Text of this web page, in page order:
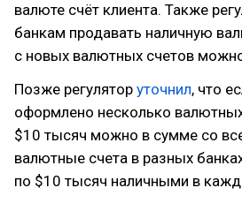
валюте счёт клиента. Также
банкам продавать наличную
с новых валютных счетов
Позже регулятор уточнил, что
оформлено несколько
$10 тысяч можно в сумме со
валютные счета в разных
по $10 тысяч наличными в